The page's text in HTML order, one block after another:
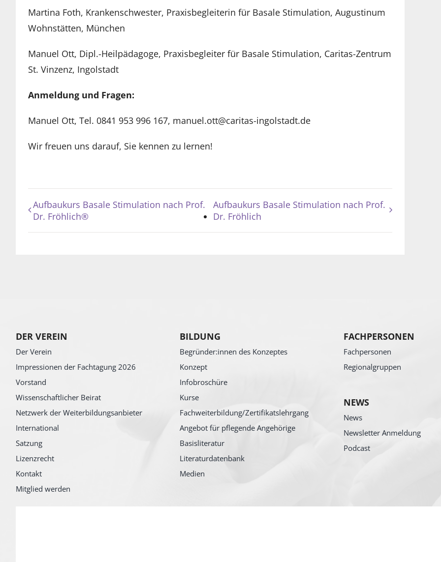
Martina Foth, Krankenschwester, Praxisbegleiterin für Basale Stimulation, Augustinum
Wohnstätten, München
Manuel Ott, Dipl.-Heilpädagoge, Praxisbegleiter für Basale Stimulation, Caritas-Zentrum
St. Vinzenz, Ingolstadt
Anmeldung und Fragen:
Manuel Ott, Tel. 0841 953 996 167, manuel.ott@caritas-ingolstadt.de
Wir freuen uns darauf, Sie kennen zu lernen!
Aufbaukurs Basale Stimulation nach Prof.
Dr. Fröhlich®
Aufbaukurs Basale Stimulation nach Prof.
Dr. Fröhlich
DER VEREIN
Der Verein
Impressionen der Fachtagung 2026
Vorstand
Wissenschaftlicher Beirat
Netzwerk der Weiterbildungsanbieter
International
Satzung
Lizenzrecht
Kontakt
Mitglied werden
BILDUNG
Begründer:innen des Konzeptes
Konzept
Infobroschüre
Kurse
Fachweiterbildung/Zertifikatslehrgang
Angebot für pflegende Angehörige
Basisliteratur
Literaturdatenbank
Medien
FACHPERSONEN
Fachpersonen
Regionalgruppen
NEWS
News
Newsletter Anmeldung
Podcast